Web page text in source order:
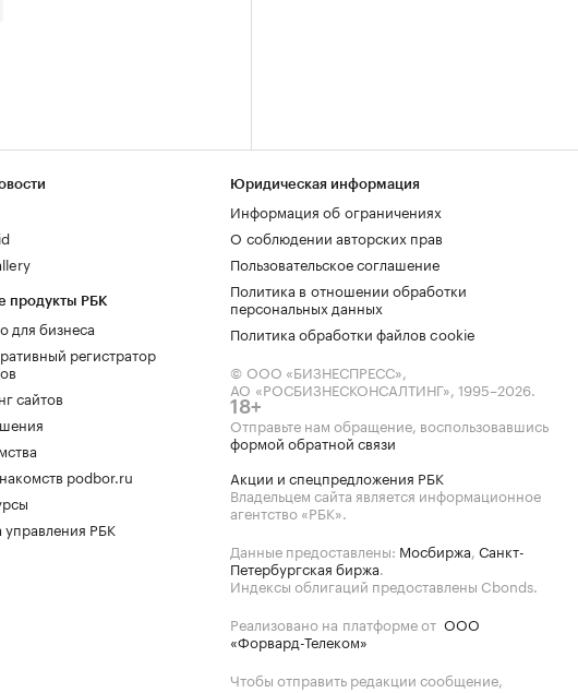
продукты РБК
для бизнеса
регистратор
сайтов
podbor.ru
РБК
Юридическая информация
Информация об ограничениях
О соблюдении авторских прав
Пользовательское соглашение
Политика в отношении обработки
персональных данных
Политика обработки файлов cookie
© ООО «БИЗНЕСПРЕСС»,
АО «РОСБИЗНЕСКОНСАЛТИНГ», 1995–2026.
18+
Отправьте нам обращение, воспользовавшись
формой обратной связи
Акции и спецпредложения РБК
Владельцем сайта является информационное
агентство «РБК».
Данные предоставлены: Мосбиржа, Санкт-
Петербургская биржа.
Индексы облигаций предоставлены Cbonds.
Реализовано на платформе от ООО
«Форвард-Телеком»
Чтобы отправить редакции сообщение,